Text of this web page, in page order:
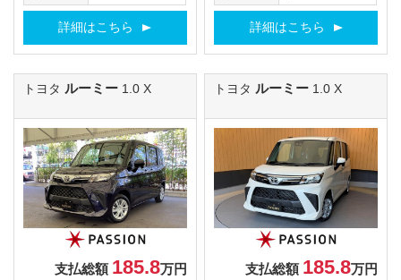
詳細はこちら 詳細はこちら
トヨタ ルーミー 1.0 X
支払総額 185.8万円
トヨタ ルーミー 1.0 X
支払総額 185.8万円